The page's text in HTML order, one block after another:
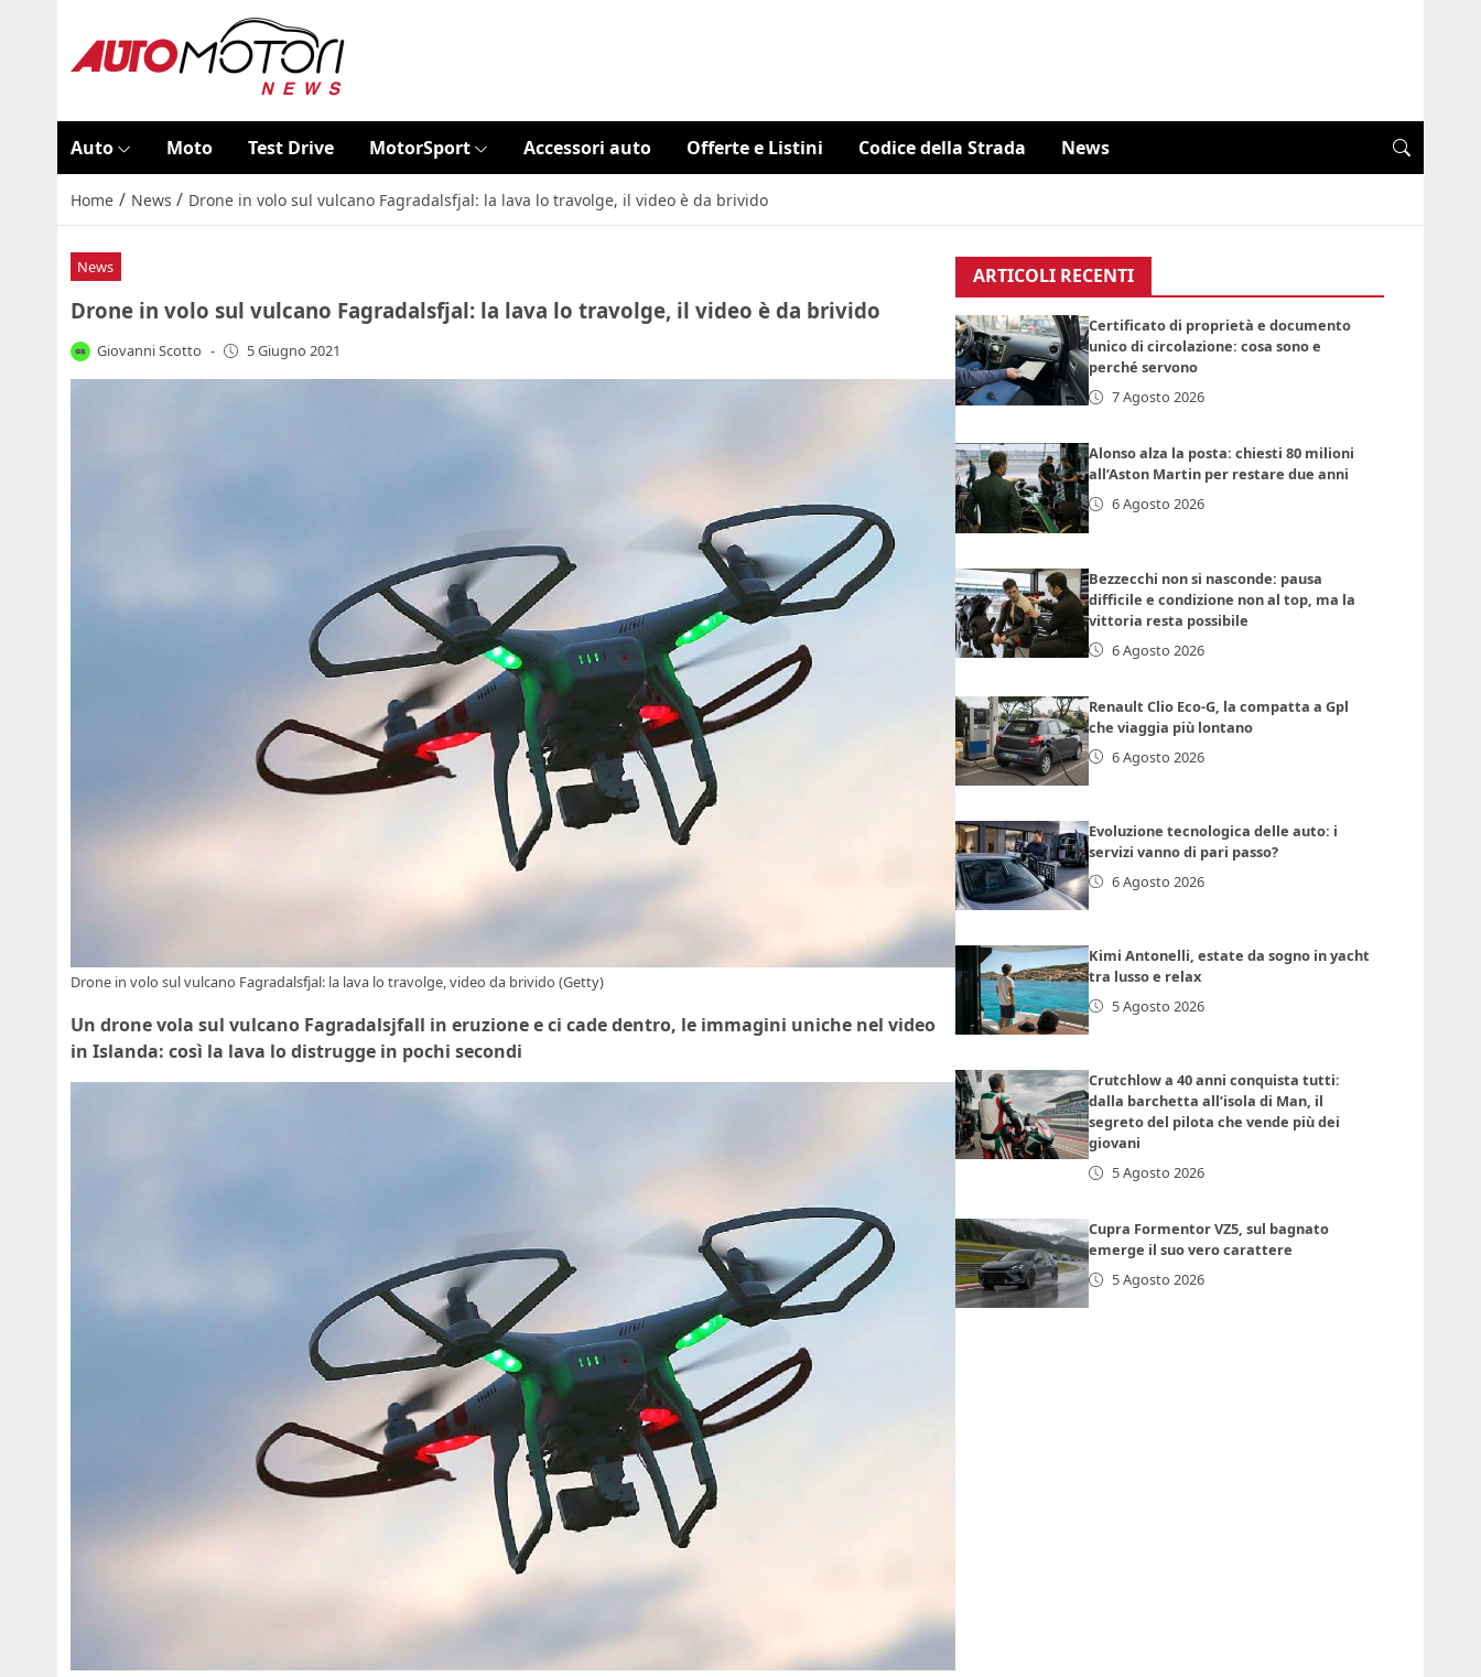
Auto Moto Test Drive MotorSport Accessori auto Offerte e Listini Codice della Strada News
Home / News / Drone in volo sul vulcano Fagradalsfjal: la lava lo travolge, il video è da brivido
News
Drone in volo sul vulcano Fagradalsfjal: la lava lo travolge, il video è da brivido
Giovanni Scotto - 5 Giugno 2021
Drone in volo sul vulcano Fagradalsfjal: la lava lo travolge, video da brivido (Getty)
Un drone vola sul vulcano Fagradalsjfall in eruzione e ci cade dentro, le immagini uniche nel video
in Islanda: così la lava lo distrugge in pochi secondi
ARTICOLI RECENTI
Certificato di proprietà e documento
unico di circolazione: cosa sono e
perché servono
7 Agosto 2026
Alonso alza la posta: chiesti 80 milioni
all’Aston Martin per restare due anni
6 Agosto 2026
Bezzecchi non si nasconde: pausa
difficile e condizione non al top, ma la
vittoria resta possibile
6 Agosto 2026
Renault Clio Eco-G, la compatta a Gpl
che viaggia più lontano
6 Agosto 2026
Evoluzione tecnologica delle auto: i
servizi vanno di pari passo?
6 Agosto 2026
Kimi Antonelli, estate da sogno in yacht
tra lusso e relax
5 Agosto 2026
Crutchlow a 40 anni conquista tutti:
dalla barchetta all’isola di Man, il
segreto del pilota che vende più dei
giovani
5 Agosto 2026
Cupra Formentor VZ5, sul bagnato
emerge il suo vero carattere
5 Agosto 2026